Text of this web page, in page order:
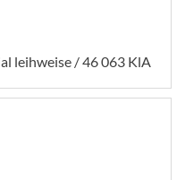
leihweise / 46 063 KlA